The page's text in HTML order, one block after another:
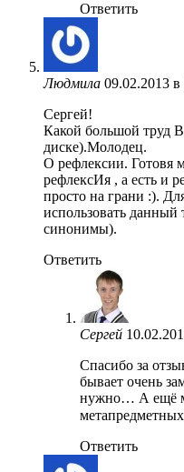
Ответить
Людмила 09.02.2013 в
Сергей!
Какой большой труд
диске).Молодец.
О рефлексии. Готовя
рефлексИя , а есть и
просто на грани :).
использовать
синонимы).
Ответить
Сергей
Спасибо за
бывает очень
нужно… А ещё
Ответить